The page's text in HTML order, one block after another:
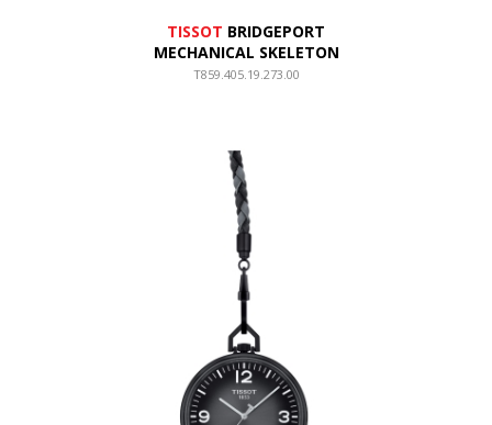
TISSOT BRIDGEPORT
MECHANICAL SKELETON
T859.405.19.273.00